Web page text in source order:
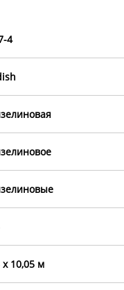
4
х 10,05 м